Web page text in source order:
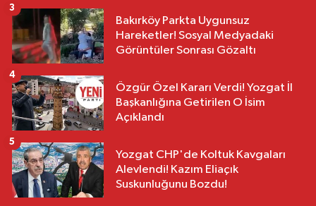
Bakırköy Parkta Uygunsuz
Hareketler! Sosyal Medyadaki
Görüntüler Sonrası Gözaltı
3
Özgür Özel Kararı Verdi! Yozgat İl
Başkanlığına Getirilen O İsim
Açıklandı
4
Yozgat CHP'de Koltuk Kavgaları
Alevlendi! Kazım Eliaçık
Suskunluğunu Bozdu!
5